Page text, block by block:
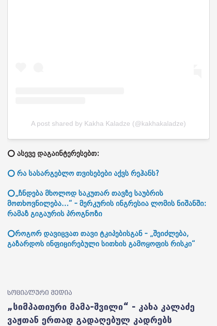
A post shared by Kakha Kaladze (@kakhakaladze)
⭕ ასევე დაგაინტერესებთ:
⭕ რა სასარგებლო თვისებები აქვს რეჰანს?
⭕„ჩნდება მხოლოდ საკუთარ თავზე საუბრის
მოთხოვნილება...“ - მერკურის ინგრესია ლომის ნიშანში:
რამაზ გიგაურის პროგნოზი
⭕როგორ დავიცვათ თავი ტკიპებისგან - „შეიძლება,
გაზარდოს ინფიცირებული სითხის გამოყოფის რისკი“
სოციალური მედია
„სიმპათიური მამა-შვილი“ - კახა კალაძე
ვაჟთან ერთად გადაღებულ კადრებს